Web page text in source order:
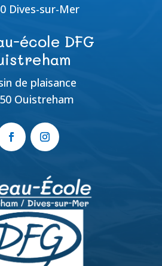
Dives-sur-Mer
école DFG
de plaisance
Ouistreham